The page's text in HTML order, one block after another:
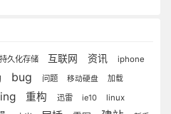
久化存储 互联网 资讯
iphone
bug 问题 移动硬盘 加载
重构 迅雷 ie10 linux